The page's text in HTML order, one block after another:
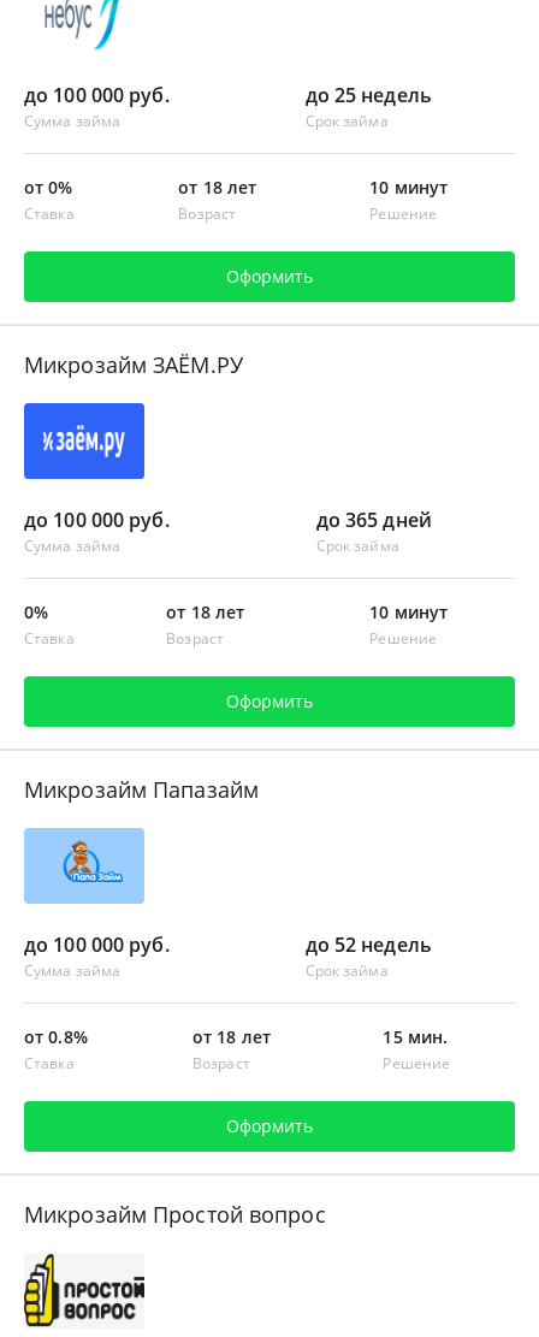
до 100 000 руб.
Сумма займа
до 25 недель
Срок займа
от 0%
Ставка
от 18 лет
Возраст
10 минут
Решение
Оформить
Микрозайм ЗАЁМ.РУ
до 100 000 руб.
Сумма займа
до 365 дней
Срок займа
0%
Ставка
от 18 лет
Возраст
10 минут
Решение
Оформить
Микрозайм Папазайм
до 100 000 руб.
Сумма займа
до 52 недель
Срок займа
от 0.8%
Ставка
от 18 лет
Возраст
15 мин.
Решение
Оформить
Микрозайм Простой вопрос